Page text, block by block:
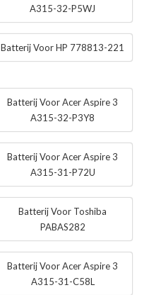
A315-32-P5WJ
Batterij Voor HP 778813-221
Batterij Voor Acer Aspire 3
A315-32-P3Y8
Batterij Voor Acer Aspire 3
A315-31-P72U
Batterij Voor Toshiba
PABAS282
Batterij Voor Acer Aspire 3
A315-31-C58L